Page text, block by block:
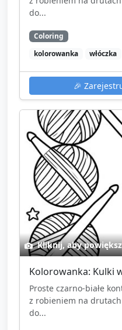
do...
Coloring
kolorowanka
włóczka
🎉
Kliknij, aby
Kolorowanka: Kulki
Proste czarno-białe
z robieniem na
do...